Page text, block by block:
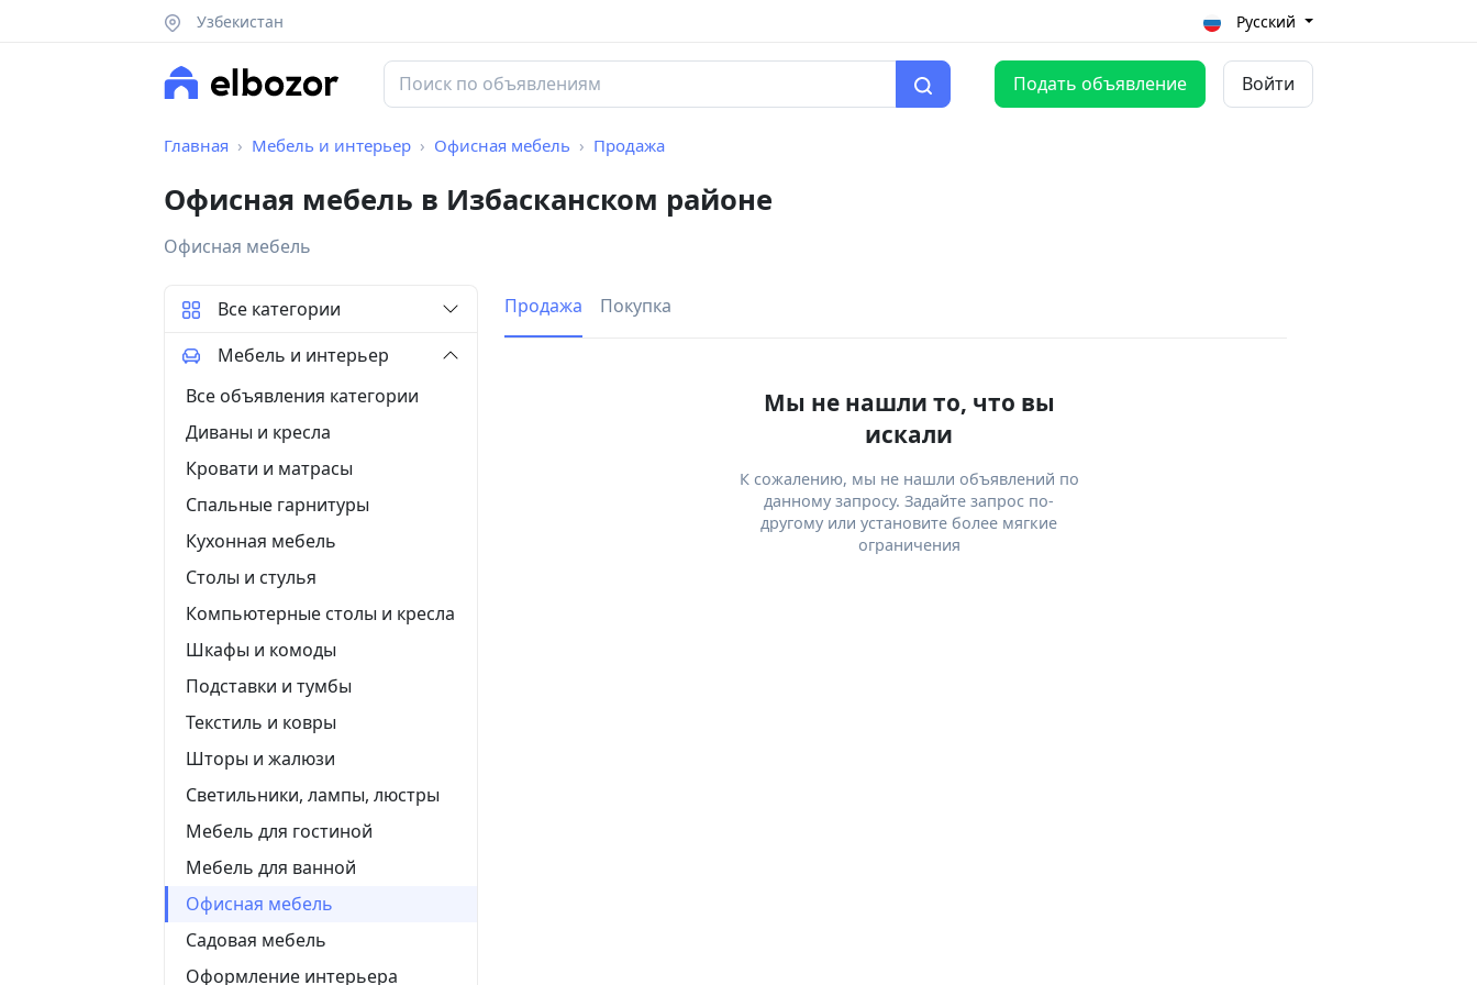
Узбекистан Русский
Подать объявление Войти
Главная Мебель и интерьер Офисная мебель Продажа
Офисная мебель в Избасканском районе
Офисная мебель
Продажа Покупка
Мы не нашли то, что вы
искали
К сожалению, мы не нашли объявлений по
данному запросу. Задайте запрос по-
другому или установите более мягкие
ограничения
Все категории
Мебель и интерьер
Все объявления категории
Диваны и кресла
Кровати и матрасы
Спальные гарнитуры
Кухонная мебель
Столы и стулья
Компьютерные столы и кресла
Шкафы и комоды
Подставки и тумбы
Текстиль и ковры
Шторы и жалюзи
Светильники, лампы, люстры
Мебель для гостиной
Мебель для ванной
Офисная мебель
Садовая мебель
Оформление интерьера